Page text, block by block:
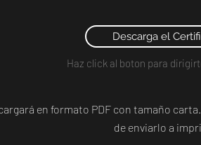
Descarga el
Haz click al boton para
en formato PDF con tamaño
de enviarlo a